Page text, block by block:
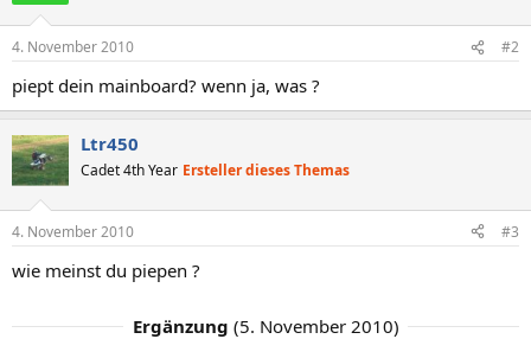
4. November 2010 #2
piept dein mainboard? wenn ja, was ?
Ltr450
Cadet 4th Year Ersteller dieses Themas
4. November 2010 #3
wie meinst du piepen ?
Ergänzung (5. November 2010)